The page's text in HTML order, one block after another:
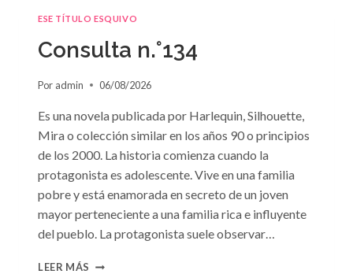
ESE TÍTULO ESQUIVO
Consulta n.°134
Por admin 06/08/2026
Es una novela publicada por Harlequin, Silhouette,
Mira o colección similar en los años 90 o principios
de los 2000. La historia comienza cuando la
protagonista es adolescente. Vive en una familia
pobre y está enamorada en secreto de un joven
mayor perteneciente a una familia rica e influyente
del pueblo. La protagonista suele observar…
LEER MÁS CONSULTA